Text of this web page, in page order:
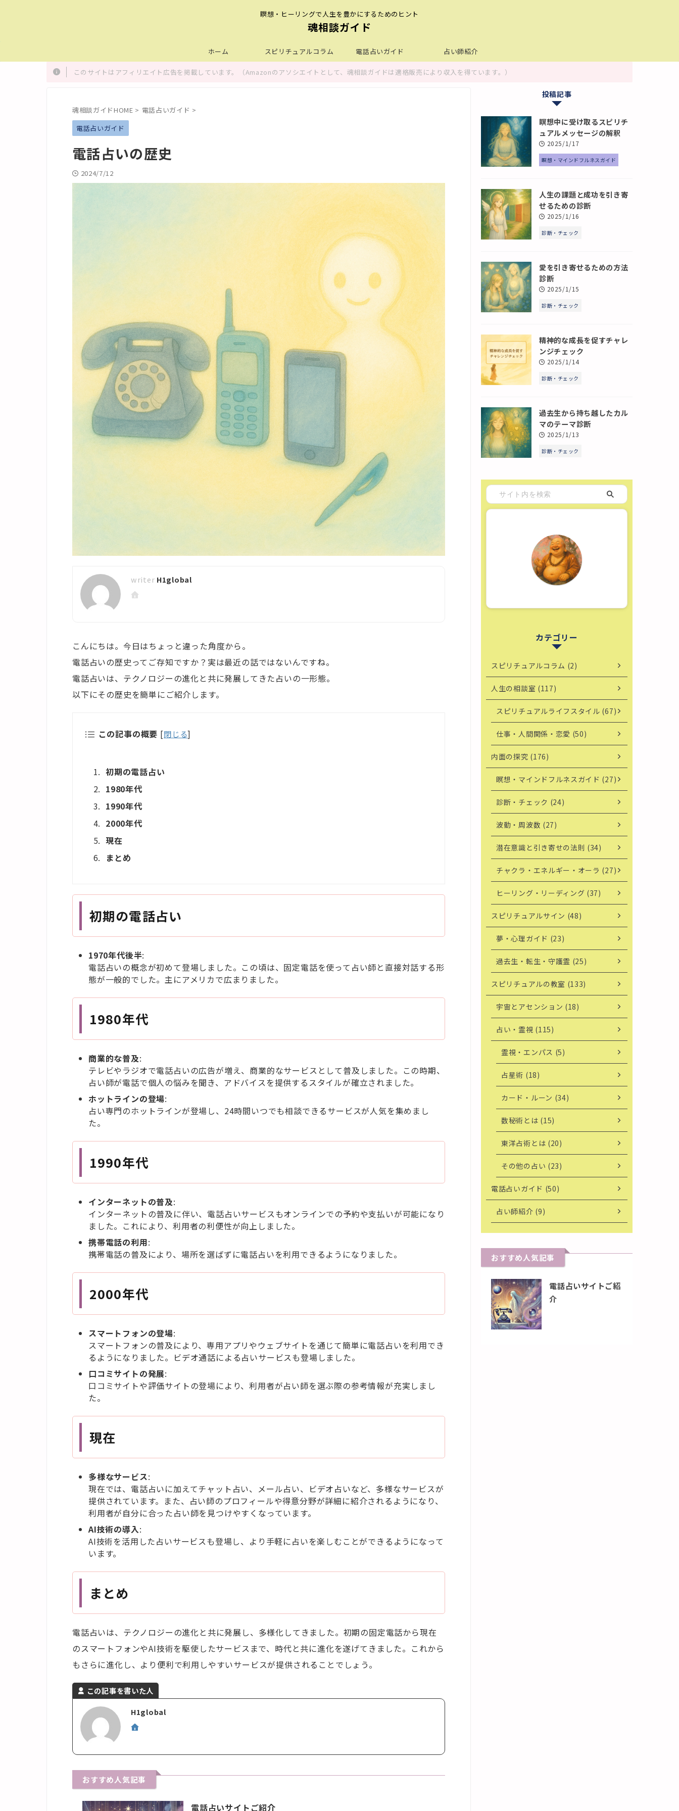
瞑想・ヒーリングで人生を豊かにするためのヒント
魂相談ガイド
ホーム スピリチュアルコラム 電話占いガイド 占い師紹介
このサイトはアフィリエイト広告を掲載しています。（Amazonのアソシエイトとして、魂相談ガイドは適格販売により収入を得ています。）
魂相談ガイドHOME > 電話占いガイド >
電話占いガイド
電話占いの歴史
2024/7/12
H1global
こんにちは。今日はちょっと違った角度から。
電話占いの歴史ってご存知ですか？実は最近の話ではないんですね。
電話占いは、テクノロジーの進化と共に発展してきた占いの一形態。
以下にその歴史を簡単にご紹介します。
この記事の概要 [閉じる]
初期の電話占い
1980年代
1990年代
2000年代
現在
まとめ
初期の電話占い
1970年代後半:
電話占いの概念が初めて登場しました。この頃は、固定電話を使って占い師と直接対話する形
態が一般的でした。主にアメリカで広まりました。
1980年代
商業的な普及:
テレビやラジオで電話占いの広告が増え、商業的なサービスとして普及しました。この時期、
占い師が電話で個人の悩みを聞き、アドバイスを提供するスタイルが確立されました。
ホットラインの登場:
占い専門のホットラインが登場し、24時間いつでも相談できるサービスが人気を集めまし
た。
1990年代
インターネットの普及:
インターネットの普及に伴い、電話占いサービスもオンラインでの予約や支払いが可能になり
ました。これにより、利用者の利便性が向上しました。
携帯電話の利用:
携帯電話の普及により、場所を選ばずに電話占いを利用できるようになりました。
2000年代
スマートフォンの登場:
スマートフォンの普及により、専用アプリやウェブサイトを通じて簡単に電話占いを利用でき
るようになりました。ビデオ通話による占いサービスも登場しました。
口コミサイトの発展:
口コミサイトや評価サイトの登場により、利用者が占い師を選ぶ際の参考情報が充実しまし
た。
現在
多様なサービス:
現在では、電話占いに加えてチャット占い、メール占い、ビデオ占いなど、多様なサービスが
提供されています。また、占い師のプロフィールや得意分野が詳細に紹介されるようになり、
利用者が自分に合った占い師を見つけやすくなっています。
AI技術の導入:
AI技術を活用した占いサービスも登場し、より手軽に占いを楽しむことができるようになって
います。
まとめ
電話占いは、テクノロジーの進化と共に発展し、多様化してきました。初期の固定電話から現在
のスマートフォンやAI技術を駆使したサービスまで、時代と共に進化を遂げてきました。これから
もさらに進化し、より便利で利用しやすいサービスが提供されることでしょう。
この記事を書いた人
H1global
おすすめ人気記事
電話占いサイトご紹介
投稿記事
瞑想中に受け取るスピリチ
ュアルメッセージの解釈
2025/1/17
瞑想・マインドフルネスガイド
人生の課題と成功を引き寄
せるための診断
2025/1/16
診断・チェック
愛を引き寄せるための方法
診断
2025/1/15
診断・チェック
精神的な成長を促すチャレ
ンジチェック
2025/1/14
診断・チェック
過去生から持ち越したカル
マのテーマ診断
2025/1/13
診断・チェック
カテゴリー
スピリチュアルコラム (2)
人生の相談室 (117)
スピリチュアルライフスタイル (67)
仕事・人間関係・恋愛 (50)
内面の探究 (176)
瞑想・マインドフルネスガイド (27)
診断・チェック (24)
波動・周波数 (27)
潜在意識と引き寄せの法則 (34)
チャクラ・エネルギー・オーラ (27)
ヒーリング・リーディング (37)
スピリチュアルサイン (48)
夢・心理ガイド (23)
過去生・転生・守護霊 (25)
スピリチュアルの教室 (133)
宇宙とアセンション (18)
占い・霊視 (115)
霊視・エンパス (5)
占星術 (18)
カード・ルーン (34)
数秘術とは (15)
東洋占術とは (20)
その他の占い (23)
電話占いガイド (50)
占い師紹介 (9)
おすすめ人気記事
電話占いサイトご紹
介